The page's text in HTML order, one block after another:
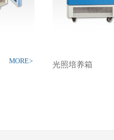
MORE> 光照培养箱